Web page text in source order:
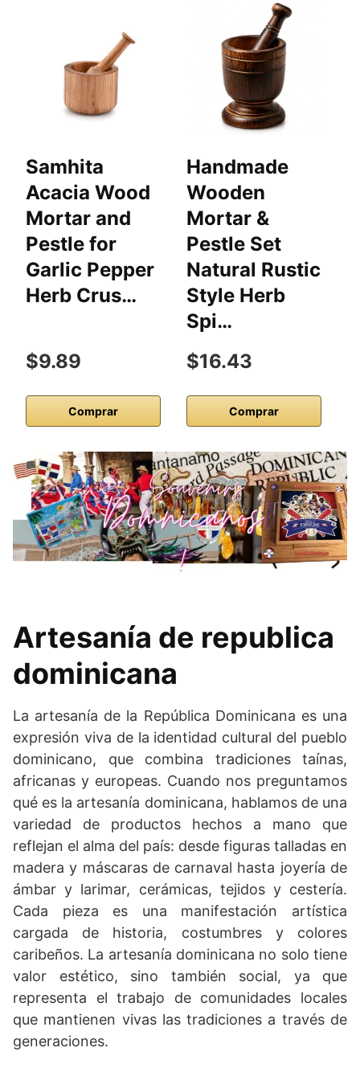
Samhita
Acacia Wood
Mortar and
Pestle for
Garlic Pepper
Herb Crus…
$9.89
Comprar
Handmade
Wooden
Mortar &
Pestle Set
Natural Rustic
Style Herb
Spi…
$16.43
Comprar
Artesanía de republica
dominicana
La artesanía de la República Dominicana es una
expresión viva de la identidad cultural del pueblo
dominicano, que combina tradiciones taínas,
africanas y europeas. Cuando nos preguntamos
qué es la artesanía dominicana, hablamos de una
variedad de productos hechos a mano que
reflejan el alma del país: desde figuras talladas en
madera y máscaras de carnaval hasta joyería de
ámbar y larimar, cerámicas, tejidos y cestería.
Cada pieza es una manifestación artística
cargada de historia, costumbres y colores
caribeños. La artesanía dominicana no solo tiene
valor estético, sino también social, ya que
representa el trabajo de comunidades locales
que mantienen vivas las tradiciones a través de
generaciones.